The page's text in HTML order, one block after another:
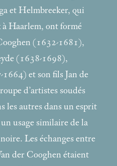
et Helmbreeker, qui
à Haarlem, ont formé
(1632-1681),
(1638-1698),
et son fils Jan de
d’artistes soudés
les autres dans un esprit
usage similaire de la
Les échanges entre
der Cooghen étaient